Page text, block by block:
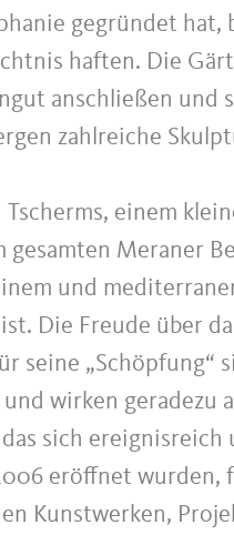
gegründet hat,
haften. Die
anschließen und
zahlreiche
einem
Meraner
und
Die Freude über
seine „Schöpfung“
wirken geradezu
das sich
eröffnet wurden,
Kunstwerken,